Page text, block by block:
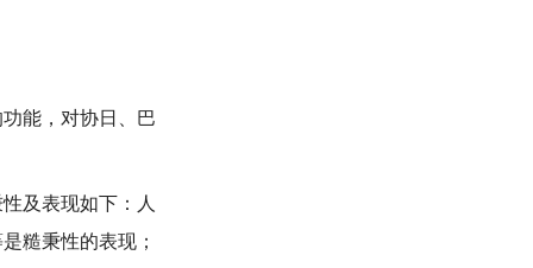
能，对协日、巴
及表现如下：人
糙秉性的表现；